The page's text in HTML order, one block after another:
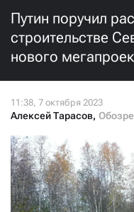
Путин поручил
строительстве
нового
Алексей Тарасов,
3000
Нажимая кнопку «Стать
я принимаю условия и
СТАТЬ